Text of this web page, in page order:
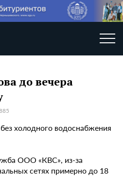
до вечера
холодного водоснабжения
ООО «КВС», из-за
сетях примерно до 18